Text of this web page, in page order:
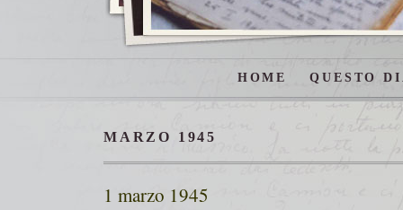
HOME QUESTO
MARZO 1945
1 marzo 1945